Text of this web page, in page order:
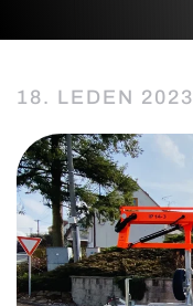
18. LEDEN 2023